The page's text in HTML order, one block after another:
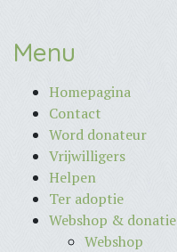
Menu
Homepagina
Contact
Word donateur
Vrijwilligers
Helpen
Ter adoptie
Webshop & donatie
Webshop